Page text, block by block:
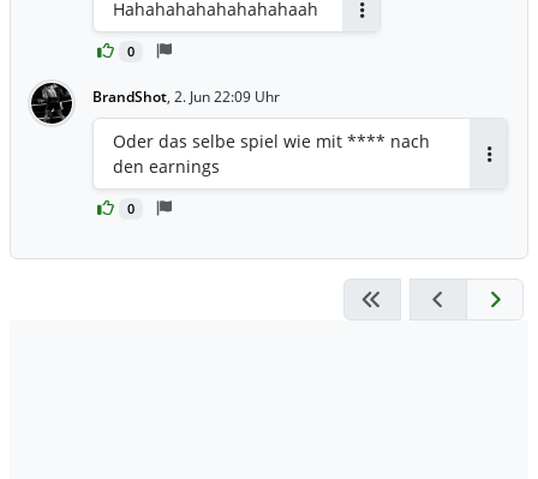
0
Hahahahahahahahahaah
BrandShot, 2. Jun 22:09 Uhr
0
Oder das selbe spiel wie mit **** nach
den earnings